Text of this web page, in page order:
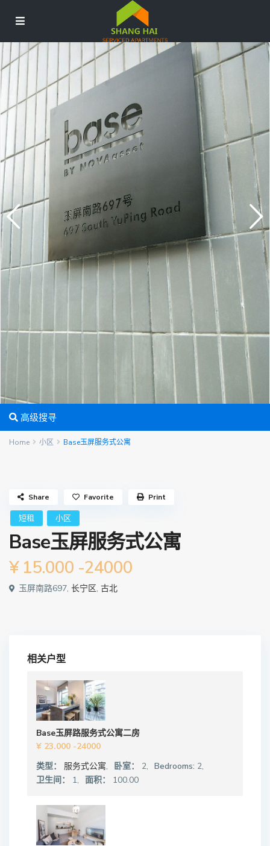
高级搜寻
Home 小区 Base玉屏服务式公寓
短租 小区
Base玉屏服务式公寓
¥ 15.000 -24000
玉屏南路697, 长宁区, 古北
Share Favorite Print
相关户型
Base玉屏路服务式公寓二房
¥ 23.000 -24000
类型：
服务式公寓, 卧室： 2, Bedrooms: 2,
卫生间：
1, 面积： 100.00